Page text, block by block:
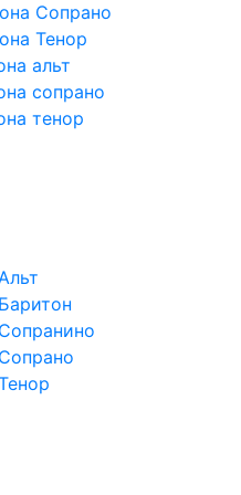
Сопрано
Тенор
альт
сопрано
тенор